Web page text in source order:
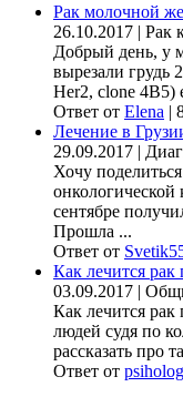
Рак молочной
26.10.2017 | Рак
Добрый день, у
вырезали грудь
Her2, clone 4B5)
Ответ от Elena |
Лечение в
29.09.2017 |
Хочу
сентябре
Прошла ...
Ответ от
Как лечится
03.09.2017 |
Как лечится рак
людей судя по
рассказать про
Ответ от psiholog